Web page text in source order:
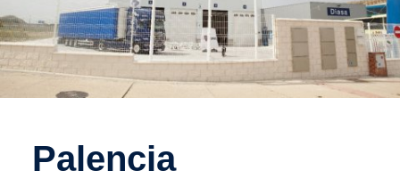
Palencia